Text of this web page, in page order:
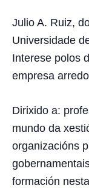
Julio A. Ruiz,
Universidade
Interese polos
empresa
Dirixido a:
mundo da
organizacións
formación